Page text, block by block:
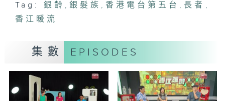
Tag: 銀齡 , 銀髮族 , 香港電台第五台 ,長者 ,
香江暖流
集數 EPISODES